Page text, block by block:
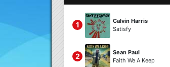
1
Calvin Harris
Satisfy
2
Sean Paul
Faith We A Keep